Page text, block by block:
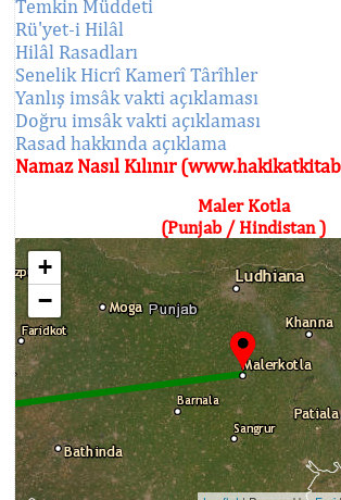
Temkin Müddeti
Rü'yet-i Hilâl
Hilâl Rasadları
Senelik Hicrî Kamerî Târîhler
Yanlış imsâk vakti açıklaması
Doğru imsâk vakti açıklaması
Rasad hakkında açıklama
Namaz Nasıl Kılınır
Maler Kotla
(Punjab / Hindistan )
+
−